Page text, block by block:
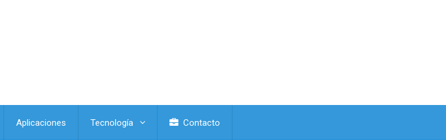
Aplicaciones Tecnología Contacto